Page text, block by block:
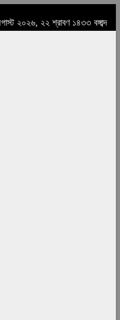
২০২৬, ২২ শ্রাবণ ১৪৩৩ বঙ্গাব্দ